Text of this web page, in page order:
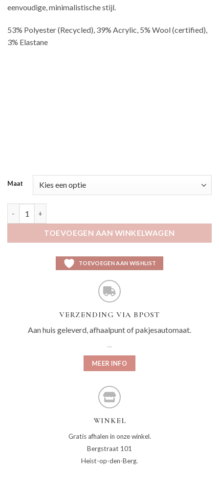
eenvoudige, minimalistische stijl.
53% Polyester (Recycled), 39% Acrylic, 5% Wool (certified),
3% Elastane
Maat
TOEVOEGEN AAN WINKELWAGEN
TOEVOEGEN AAN WISHLIST
VERZENDING VIA BPOST
Aan huis geleverd, afhaalpunt of pakjesautomaat.
MEER INFO
WINKEL
Gratis afhalen in onze winkel.
Bergstraat 101
Heist-op-den-Berg.